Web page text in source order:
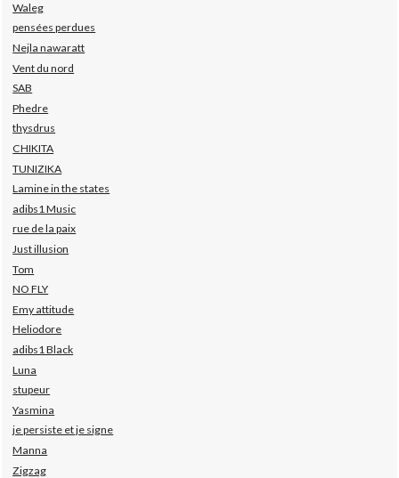
Waleg
pensées perdues
Nejla nawaratt
Vent du nord
SAB
Phedre
thysdrus
CHIKITA
TUNIZIKA
Lamine in the states
adibs1 Music
rue de la paix
Just illusion
Tom
NO FLY
Emy attitude
Heliodore
adibs1 Black
Luna
stupeur
Yasmina
je persiste et je signe
Manna
Zigzag